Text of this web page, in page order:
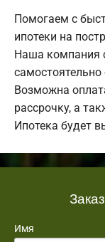
Помогаем с
ипотеки на
Наша компания
Возможна
рассрочку, а
Ипотека будет
Имя